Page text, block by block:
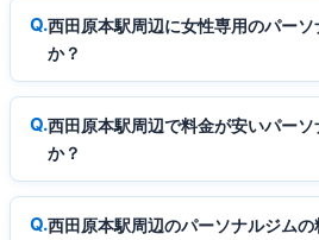
西田原本駅周辺に女性専用のパー
か？
西田原本駅周辺で料金が安いパー
か？
西田原本駅周辺のパーソナルジム